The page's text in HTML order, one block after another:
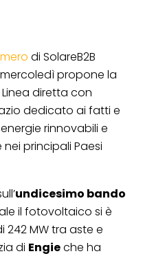
di SolareB2B
propone la
Linea diretta con
dedicato ai fatti e
rinnovabili e
principali Paesi
undicesimo bando
il fotovoltaico si è
MW tra aste e
di Engieche ha